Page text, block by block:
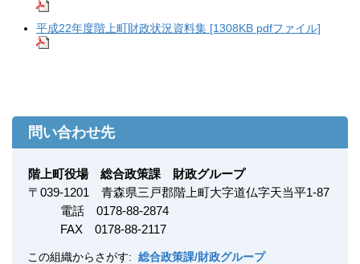
平成22年度階上町財政状況資料集 [1308KB pdfファイル]
問い合わせ先
階上町役場 総合政策課 財政グループ
〒 039-1201
青森県三戸郡階上町大字道仏字天当平1-87
電話 0178-88-2874
FAX 0178-88-2117
この組織からさがす: 総合政策課/財政グループ